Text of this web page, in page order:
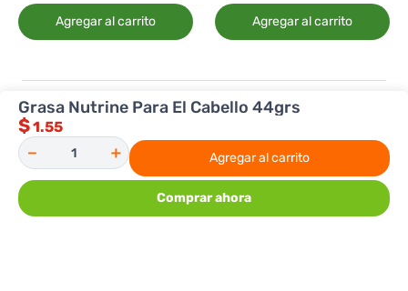
Agregar al carrito Agregar al carrito
COMENTARIOS
Por favor, inicie sesión para escribir un
comentario
Sin comentarios.
Grasa Nutrine Para El Cabello 44grs
$1.55
＋
－ Agregar al carrito
Comprar ahora